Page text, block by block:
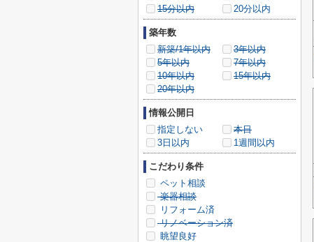
15分以内
20分以内
築年数
新築/1年以内
3年以内
5年以内
7年以内
10年以内
15年以内
20年以内
情報公開日
指定しない
本日
3日以内
1週間以内
こだわり条件
ペット相談
楽器相談
リフォーム済
リノベーション済
眺望良好